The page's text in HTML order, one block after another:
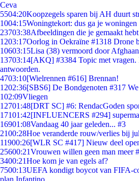
Ceva
5504:20Koopzegels sparen bij AH duurt
1004:15Woningtekort: dus ga je woningen
23703:38Afbeeldingen die je gemaakt
1203:17Oorlog in Oekraïne #1318 Drone
10603:15Lisa (38) vermoord door
13703:14[AKQ] #3384 Topic met vragen.
antwoorden.
4703:10[Wielrennen #616] Brennan!
1202:36[SBS6] De Bondgenoten #317
102:09Vliegen
12701:48[DRT SC] #6: RendacGoden
17101:42[INFLUENCERS #294]
16901:08Vandaag 40 jaar geleden... #3
2100:28Hoe veranderde rouw/verlies bij
11900:26[WLR SC #417] Nieuw deel
25600:21Vrouwen willen geen man meer
3400:21Hoe kom je van egels af?
7500:13UEFA kondigt boycot van FIFA-
plan Infantino